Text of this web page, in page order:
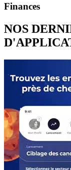
Finances
NOS